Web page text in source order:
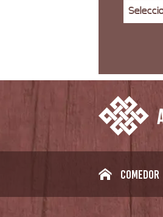
Comedor